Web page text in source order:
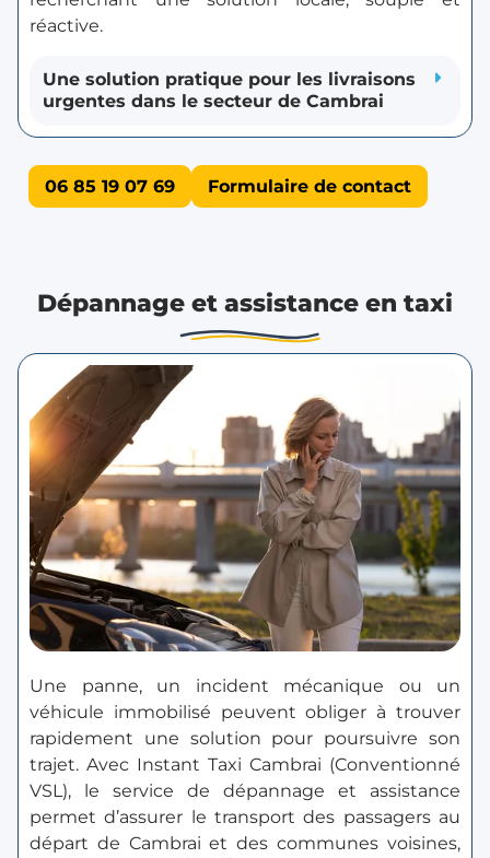
réactive.
Une solution pratique pour les livraisons
urgentes dans le secteur de Cambrai
06 85 19 07 69 Formulaire de contact
Dépannage et assistance en taxi
Une panne, un incident mécanique ou un
véhicule immobilisé peuvent obliger à trouver
rapidement une solution pour poursuivre son
trajet. Avec Instant Taxi Cambrai (Conventionné
VSL), le service de dépannage et assistance
permet d’assurer le transport des passagers au
départ de Cambrai et des communes voisines,